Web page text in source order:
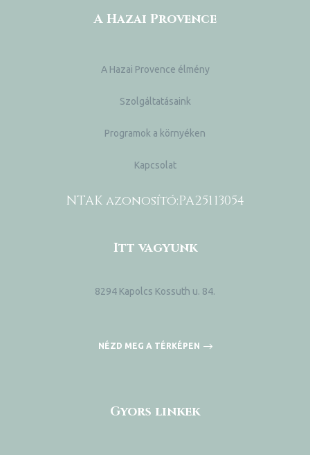
A Hazai Provence
A Hazai Provence élmény
Szolgáltatásaink
Programok a környéken
Kapcsolat
NTAK azonosító:PA25113054
Itt vagyunk
8294 Kapolcs Kossuth u. 84.
NÉZD MEG A TÉRKÉPEN
Gyors linkek